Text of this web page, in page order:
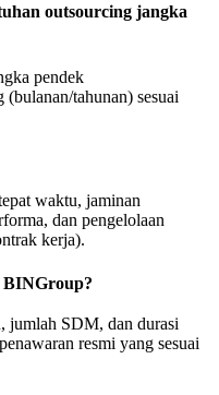
outsourcing jangka
pendek
tahunan) sesuai
waktu, jaminan
dan pengelolaan
kerja).
BINGroup?
jumlah SDM, dan durasi
resmi yang sesuai